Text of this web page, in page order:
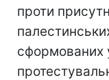
проти